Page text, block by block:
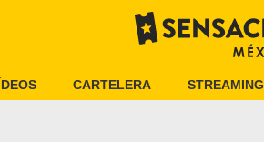
CARTELERA STREAMING